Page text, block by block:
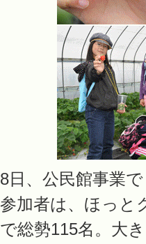
8日、公民館事業
参加者は、ほっと
で総勢115名。大